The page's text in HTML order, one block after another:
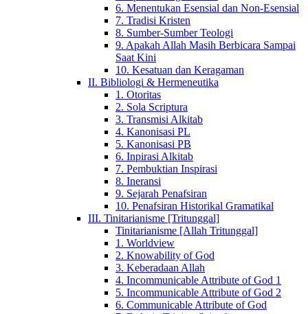
6. Menentukan Esensial dan Non-Esensial
7. Tradisi Kristen
8. Sumber-Sumber Teologi
9. Apakah Allah Masih Berbicara Sampai
Saat Kini
10. Kesatuan dan Keragaman
II. Bibliologi & Hermeneutika
1. Otoritas
2. Sola Scriptura
3. Transmisi Alkitab
4. Kanonisasi PL
5. Kanonisasi PB
6. Inpirasi Alkitab
7. Pembuktian Inspirasi
8. Ineransi
9. Sejarah Penafsiran
10. Penafsiran Historikal Gramatikal
III. Tinitarianisme [Tritunggal]
Tinitarianisme [Allah Tritunggal]
1. Worldview
2. Knowability of God
3. Keberadaan Allah
4. Incommunicable Attribute of God 1
5. Incommunicable Attribute of God 2
6. Communicable Attribute of God